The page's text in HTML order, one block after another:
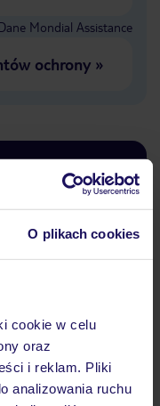
O plikach cookies
cookie w celu
oraz
i reklam. Pliki
analizowania ruchu
Mondial Assistance
ochrony»
biuro
30 lat w